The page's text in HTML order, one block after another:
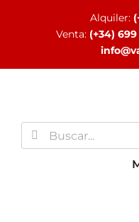
Alquiler:
Venta: (+34)
Buscar: